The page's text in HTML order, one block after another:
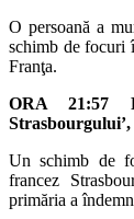
O persoană a
schimb de focuri
Franţa.
ORA 21:57
Un schimb de
francez
primăria a